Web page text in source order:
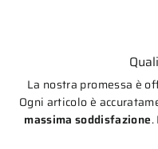
La nostra promessa è
Ogni articolo è
massima soddisfazione.